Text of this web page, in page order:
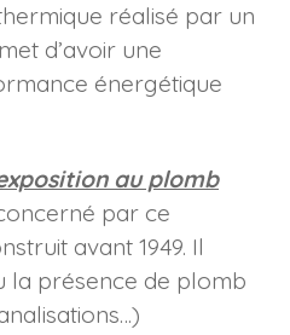
réalisé par un
d’avoir une
énergétique
au plomb
par ce
avant 1949. Il
la présence de plomb